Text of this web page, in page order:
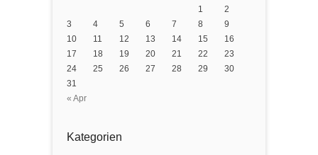
« Apr
1
2
3
4 5 6 7 8
9
10
11 12 13 14 15
16
17
18 19 20 21 22
23
24
25 26 27 28 29
30
31
Kategorien